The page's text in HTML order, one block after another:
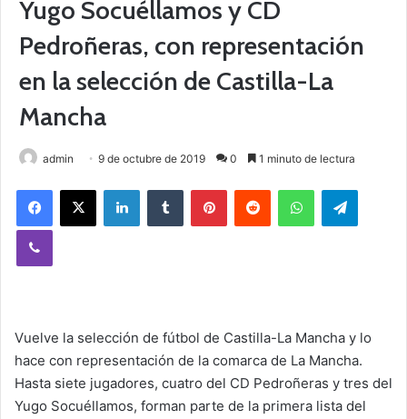
Yugo Socuéllamos y CD
Pedroñeras, con representación
en la selección de Castilla-La
Mancha
admin 9 de octubre de 2019 0 1 minuto de lectura
Vuelve la selección de fútbol de Castilla-La Mancha y lo
hace con representación de la comarca de La Mancha.
Hasta siete jugadores, cuatro del CD Pedroñeras y tres del
Yugo Socuéllamos, forman parte de la primera lista del